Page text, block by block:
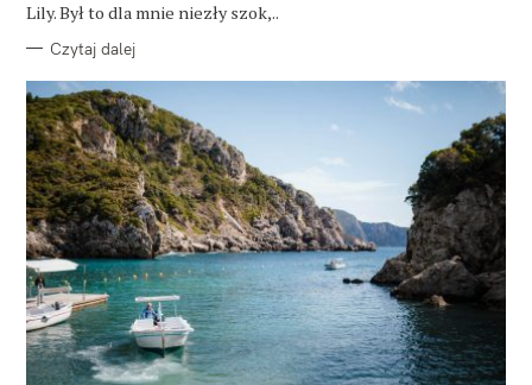
Lily. Był to dla mnie niezły szok,..
Czytaj dalej